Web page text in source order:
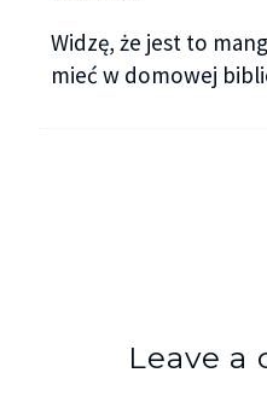
Widzę, że jest to
mieć w domowej
Leave a